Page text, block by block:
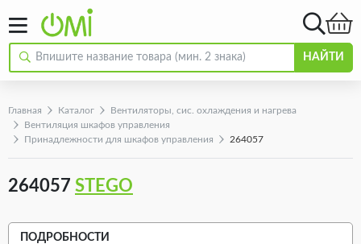
НАЙТИ
Главная Каталог
Вентиляторы, сис. охлаждения и нагрева
Вентиляция шкафов управления
Принадлежности для шкафов управления
264057
264057 STEGO
ПОДРОБНОСТИ